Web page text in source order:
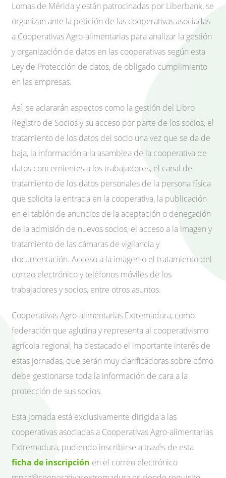
Lomas de Mérida y están patrocinadas por Liberbank, se
organizan ante la petición de las cooperativas asociadas
a Cooperativas Agro-alimentarias para analizar la gestión
y organización de datos en las cooperativas según esta
Ley de Protección de datos, de obligado cumplimiento
en las empresas.
Así, se aclararán aspectos como la gestión del Libro
Registro de Socios y su acceso por parte de los socios, el
tratamiento de los datos del socio una vez que se da de
baja, la información a la asamblea de la cooperativa de
datos concernientes a los trabajadores, el canal de
tratamiento de los datos personales de la persona física
que solicita la entrada en la cooperativa, la publicación
en el tablón de anuncios de la aceptación o denegación
de la admisión de nuevos socios, el acceso a la imagen y
tratamiento de las cámaras de vigilancia y
documentación. Acceso a la imagen o el tratamiento del
correo electrónico y teléfonos móviles de los
trabajadores y socios, entre otros asuntos.
Cooperativas Agro-alimentarias Extremadura, como
federación que aglutina y representa al cooperativismo
agrícola regional, ha destacado el importante interés de
estas jornadas, que serán muy clarificadoras sobre cómo
debe gestionarse toda la información de cara a la
protección de sus socios.
Esta jornada está exclusivamente dirigida a las
cooperativas asociadas a Cooperativas Agro-alimentarias
Extremadura, pudiendo inscribirse a través de esta
ficha de inscripción en el correo electrónico